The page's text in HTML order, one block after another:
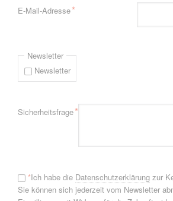
Pflichtfeld
E-Mail-Adresse*
Newsletter
Newsletter
Pflichtfeld
Sicherheitsfrage*
*Ich habe die Datenschutzerklärungzur
Sie können sich jederzeit vom Newsletter